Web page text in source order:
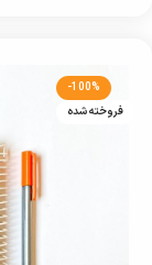
-100%
فروخته شده